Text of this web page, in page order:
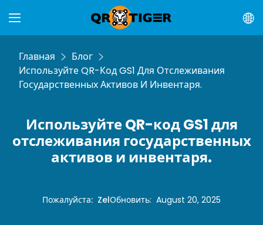
Главная
Блог
Используйте QR-Код GS1 Для Отслеживания
Государственных Активов И Инвентаря.
Используйте QR-код GS1 для
отслеживания государственных
активов и инвентаря.
Пожалуйста: ZelОбновить: August 20, 2025